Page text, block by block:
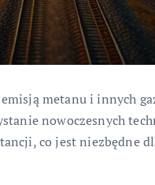
metanu i innych
nowoczesnych
co jest niezbędne